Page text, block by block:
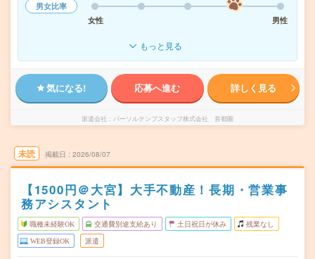
男女比率
女性
男性
もっと見る
気になる! 応募へ進む 詳しく見る
派遣会社 パーソルテンプスタッフ株式会社 首都圏
未読 掲載日 2026/08/07
【1500円＠大宮】大手不動産！長期・営業事
務アシスタント
職種未経験OK 交通費別途支給あり 土日祝日が休み 残業なし
WEB登録OK 派遣